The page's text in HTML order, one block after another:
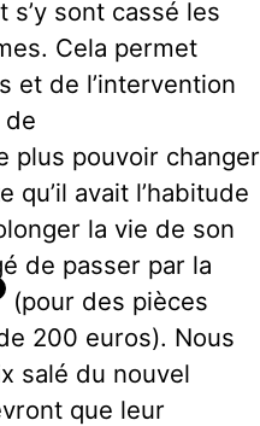
s’y sont cassé les
Cela permet
et de l’intervention
de
plus pouvoir changer
avait l’habitude
la vie de son
de passer par la
(pour des pièces
200 euros). Nous
salé du nouvel
que leur